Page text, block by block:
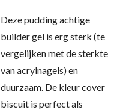
Deze pudding achtige
builder gel is erg sterk (te
vergelijken met de sterkte
van acrylnagels) en
duurzaam. De kleur cover
biscuit is perfect als